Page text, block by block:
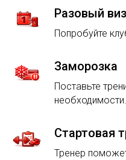
Разовый
Попробуйте
Заморозка
Поставьте
необходимости.
Стартовая
Тренер